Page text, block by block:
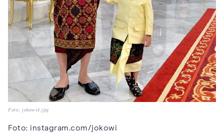
Foto: jokowi4.jpg
Foto: instagram.com/jokowi